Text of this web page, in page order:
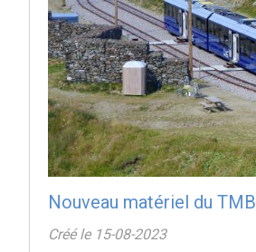
Nouveau matériel du TMB
Créé le 15-08-2023